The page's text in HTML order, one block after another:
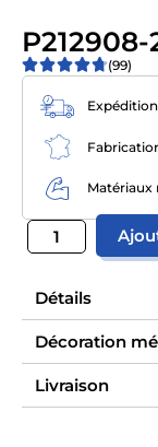
(99)
Matériaux
Détails
Décoration
Livraison